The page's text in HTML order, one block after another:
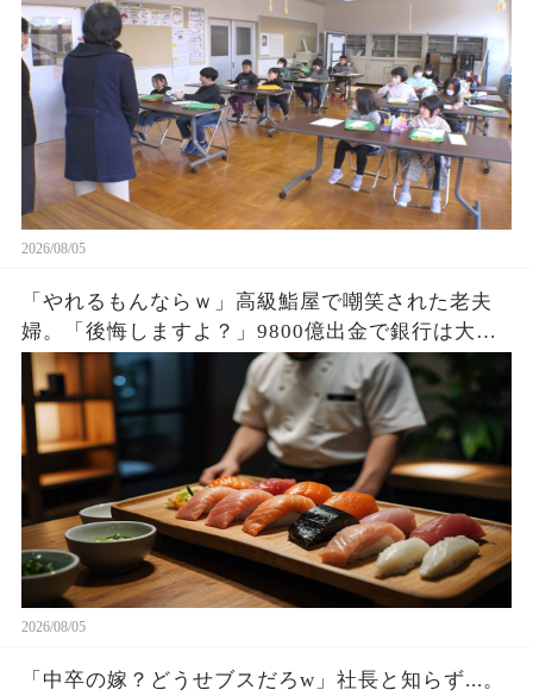
2026/08/05
「やれるもんならｗ」高級鮨屋で嘲笑された老夫
婦。「後悔しますよ？」9800億出金で銀行は大惨
事。
2026/08/05
「中卒の嫁？どうせブスだろw」社長と知らず...。